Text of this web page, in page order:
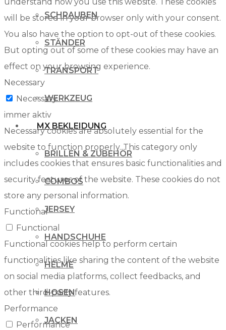
SCHRAUBEN
STÄNDER
TRANSPORT
WERKZEUG
MX BEKLEIDUNG
BRILLEN & ZUBEHÖR
COMBOS
JERSEY
HANDSCHUHE
HELME
HOSEN
JACKEN
will be stored in your browser only with your consent.
You also have the option to opt-out of these cookies.
But opting out of some of these cookies may have an
effect on your browsing experience.
Necessary
Necessary
immer aktiv
Necessary cookies are absolutely essential for the
website to function properly. This category only
includes cookies that ensures basic functionalities and
security features of the website. These cookies do not
store any personal information.
Functional
Functional
Functional cookies help to perform certain
functionalities like sharing the content of the website
on social media platforms, collect feedbacks, and
other third-party features.
Performance
Performance